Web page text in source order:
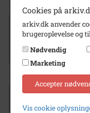
1928-
Karen
1875-
Cookies på
arkiv.dk anvender
brugeroplevelse og
Nødvendig
Marketing
Accepter
Vis cookie